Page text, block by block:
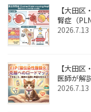
【大田
腎症（
2026.7.13
【大田
医師が解
2026.7.13